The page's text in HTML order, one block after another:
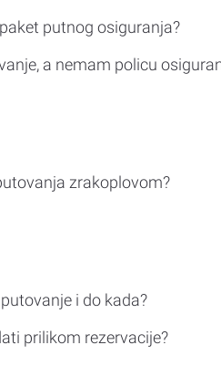
putnog osiguranja?
a nemam policu
zrakoplovom?
i do kada?
prilikom rezervacije?